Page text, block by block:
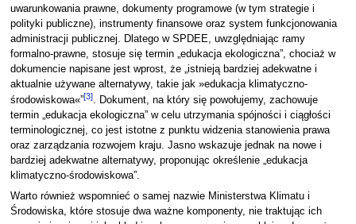
uwarunkowania prawne, dokumenty programowe (w tym strategie i
polityki publiczne), instrumenty finansowe oraz system funkcjonowania
administracji publicznej. Dlatego w SPDEE, uwzględniając ramy
formalno-prawne, stosuje się termin „edukacja ekologiczna”, chociaż w
dokumencie napisane jest wprost, że „istnieją bardziej adekwatne i
aktualnie używane alternatywy, takie jak »edukacja klimatyczno-
środowiskowa«”[3]. Dokument, na który się powołujemy, zachowuje
termin „edukacja ekologiczna” w celu utrzymania spójności i ciągłości
terminologicznej, co jest istotne z punktu widzenia stanowienia prawa
oraz zarządzania rozwojem kraju. Jasno wskazuje jednak na nowe i
bardziej adekwatne alternatywy, proponując określenie „edukacja
klimatyczno-środowiskowa”.
Warto również wspomnieć o samej nazwie Ministerstwa Klimatu i
Środowiska, które stosuje dwa ważne komponenty, nie traktując ich